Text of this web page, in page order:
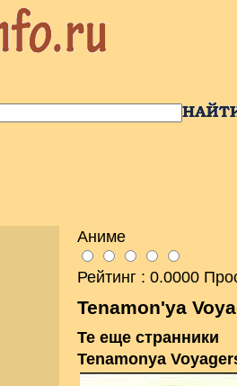
Аниме
Рейтинг : 0.0000
Tenamon'ya
Те еще странники
Tenamonya